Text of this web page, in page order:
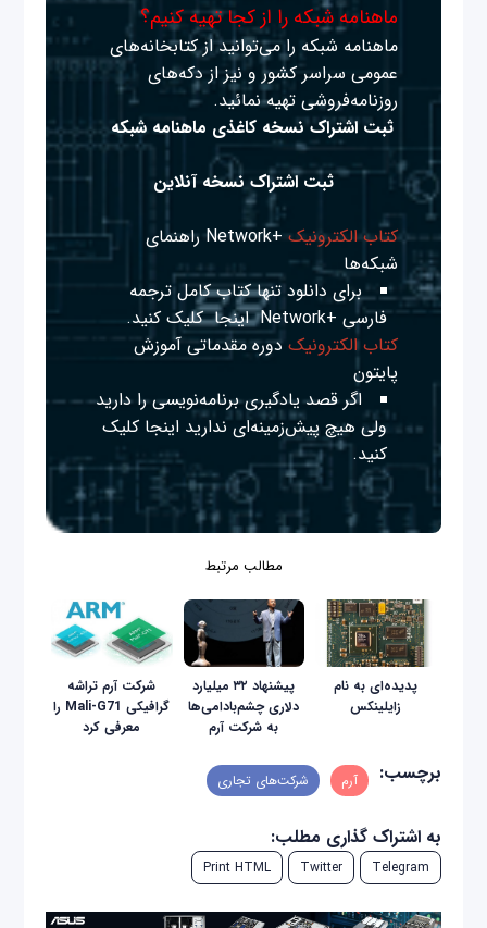
ماهنامه شبکه را از کجا تهیه کنیم؟
ماهنامه شبکه را می‌توانید از کتابخانه‌های
عمومی سراسر کشور و نیز از دکه‌های
روزنامه‌فروشی تهیه نمائید.
ثبت اشتراک نسخه کاغذی ماهنامه شبکه
ثبت اشتراک نسخه آنلاین
کتاب الکترونیک
+Network راهنمای
شبکه‌ها
برای دانلود تنها کتاب کامل ترجمه
فارسی +Network
اینجا کلیک کنید.
کتاب الکترونیک دوره مقدماتی آموزش
پایتون
اگر قصد یادگیری برنامه‌نویسی را دارید
ولی هیچ پیش‌زمینه‌ای نداریداینجا کلیک
کنید.
مطالب مرتبط
پدیده‌ای به نام
زایلینکس
پیشنهاد ۳۲ میلیارد
دلاری چشم‌بادامی‌‌ها
به شرکت آرم
شرکت آرم تراشه
گرافیکی Mali-G71 را
معرفی کرد
برچسب: آرم شرکت‌های تجاری
به اشتراک گذاری مطلب:
Telegram
Twitter
Print HTML